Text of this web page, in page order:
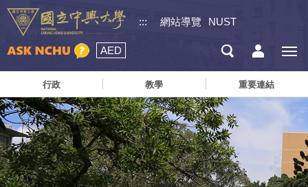
::: 網站導覽 NUST
AED
行政 教學 重要連結